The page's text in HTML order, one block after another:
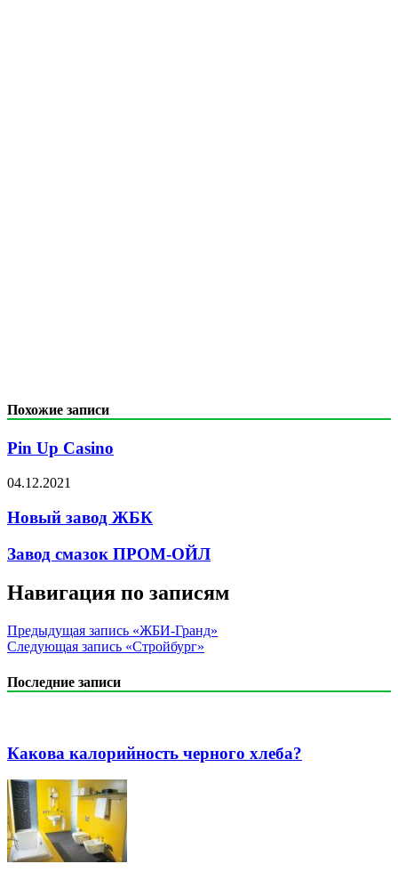
Похожие записи
Pin Up Casino
04.12.2021
Новый завод ЖБК
Завод смазок ПРОМ-ОЙЛ
Навигация по записям
Предыдущая запись «ЖБИ-Гранд»
Следующая запись «Стройбург»
Последние записи
Какова калорийность черного хлеба?